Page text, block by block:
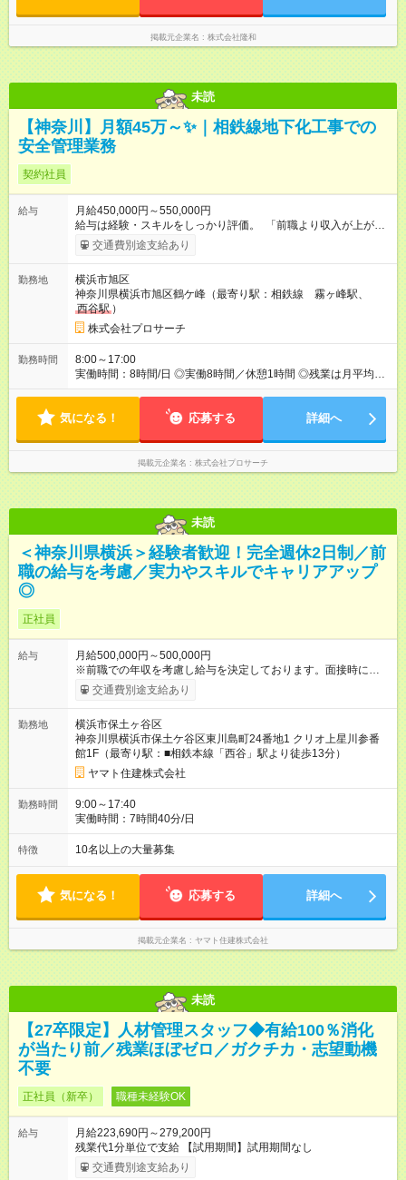
掲載元企業名 株式会社隆和
未読
【神奈川】月額45万～✨｜相鉄線地下化工事での
安全管理業務
契約社員
給与
月給450,000円～550,000円
給与は経験・スキルをしっかり評価。 「前職より収入が上がっ
た」という声も多く、生活の安定を実感できるはずです。 ※交
通費・残業代は別途支給いたします ※待遇条件の詳細について
の長さ：3ヶ月 雇用形態、給与は本採用時と同じです。
交通費別途支給あり
勤務地
横浜市旭区
神奈川県横浜市旭区鶴ケ峰（最寄り駅：相鉄線 霧ヶ峰駅、
西谷駅 ）
株式会社プロサーチ
勤務時間
8:00～17:00
実働時間：8時間/日 ◎実働8時間／休憩1時間 ◎残業は月平均30
～40時間！（工事状況によって変動あり） ワークライフバラン
気になる！ 応募する 詳細へ
掲載元企業名 株式会社プロサーチ
未読
＜神奈川県横浜＞経験者歓迎！完全週休2日制／前
職の給与を考慮／実力やスキルでキャリアアップ
◎
正社員
給与
月給500,000円～500,000円
※前職での年収を考慮し給与を決定しております。面接時に遠慮
交通費別途支給あり
勤務地
横浜市保土ヶ谷区
神奈川県横浜市保土ケ谷区東川島町24番地1 クリオ上星川参番
館1F（最寄り駅：■相鉄本線「西谷」駅より徒歩13分）
ヤマト住建株式会社
勤務時間
9:00～17:40
実働時間：7時間40分/日
特徴 10名以上の大量募集
気になる！ 応募する 詳細へ
掲載元企業名 ヤマト住建株式会社
未読
【27卒限定】人材管理スタッフ◆有給100％消化
が当たり前／残業ほぼゼロ／ガクチカ・志望動機
不要
正社員（新卒） 職種未経験OK
給与
月給223,690円～279,200円
残業代1分単位で支給 【試用期間】試用期間なし
交通費別途支給あり